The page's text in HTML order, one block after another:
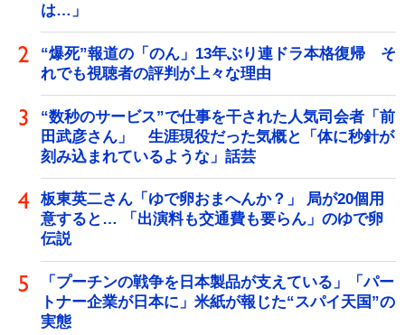
は…」
“爆死”報道の「のん」13年ぶり連ドラ本格復帰 そ
れでも視聴者の評判が上々な理由
“数秒のサービス”で仕事を干された人気司会者「前
田武彦さん」 生涯現役だった気概と「体に秒針が
刻み込まれているような」話芸
板東英二さん「ゆで卵おまへんか？」 局が20個用
意すると… 「出演料も交通費も要らん」のゆで卵
伝説
「プーチンの戦争を日本製品が支えている」「パー
トナー企業が日本に」米紙が報じた“スパイ天国”の
実態